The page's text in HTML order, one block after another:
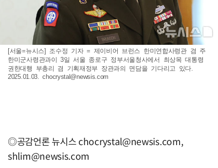
[서울=뉴시스] 조수정 기자 = 제이비어 브런스 한미연합사령관 겸 주
한미군사령관과이 3일 서울 종로구 정부서울청사에서 최상목 대통령
권한대행 부총리 겸 기획재정부 장관과의 면담을 기다리고 있다.
2025.01.03.chocrystal@newsis.com
◎공감언론 뉴시스chocrystal@newsis.com,
shlim@newsis.com